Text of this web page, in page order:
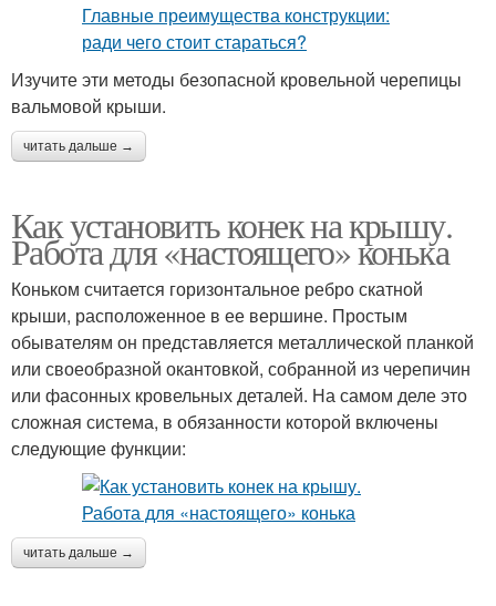
Изучите эти методы безопасной кровельной черепицы
вальмовой крыши.
читать дальше →
Как установить конек на крышу.
Работа для «настоящего» конька
Коньком считается горизонтальное ребро скатной
крыши, расположенное в ее вершине. Простым
обывателям он представляется металлической планкой
или своеобразной окантовкой, собранной из черепичин
или фасонных кровельных деталей. На самом деле это
сложная система, в обязанности которой включены
следующие функции:
читать дальше →